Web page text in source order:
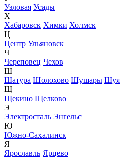
Узловая Усады
Х
Хабаровск Химки Холмск
Ц
Центр Ульяновск
Ч
Череповец Чехов
Ш
Шатура Шолохово Шушары Шуя
Щ
Щекино Щелково
Э
Электросталь Энгельс
Ю
Южно-Сахалинск
Я
Ярославль Ярцево